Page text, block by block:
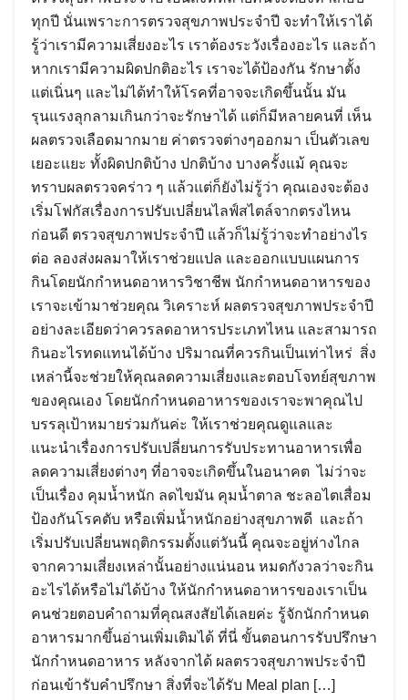
ทุกปี นั่นเพราะการตรวจสุขภาพประจำปี จะทำให้เราได้
รู้ว่าเรามีความเสี่ยงอะไร เราต้องระวังเรื่องอะไร และถ้า
หากเรามีความผิดปกติอะไร เราจะได้ป้องกัน รักษาตั้ง
แต่เนิ่นๆ และไม่ได้ทำให้โรคที่อาจจะเกิดขึ้นนั้น มัน
รุนแรงลุกลามเกินกว่าจะรักษาได้ แต่ก็มีหลายคนที่ เห็น
ผลตรวจเลือดมากมาย ค่าตรวจต่างๆออกมา เป็นตัวเลข
เยอะเเยะ ทั้งผิดปกติบ้าง ปกติบ้าง บางครั้งแม้ คุณจะ
ทราบผลตรวจคร่าว ๆ แล้วแต่ก็ยังไม่รู้ว่า คุณเองจะต้อง
เริ่มโฟกัสเรื่องการปรับเปลี่ยนไลฟ์สไตล์จากตรงไหน
ก่อนดี ตรวจสุขภาพประจำปี แล้วก็ไม่รู้ว่าจะทำอย่างไร
ต่อ ลองส่งผลมาให้เราช่วยแปล และออกแบบแผนการ
กินโดยนักกำหนดอาหารวิชาชีพ นักกำหนดอาหารของ
เราจะเข้ามาช่วยคุณ วิเคราะห์ ผลตรวจสุขภาพประจำปี
อย่างละเอียดว่าควรลดอาหารประเภทไหน และสามารถ
กินอะไรทดแทนได้บ้าง ปริมาณที่ควรกินเป็นเท่าไหร่ สิ่ง
เหล่านี้จะช่วยให้คุณลดความเสี่ยงและตอบโจทย์สุขภาพ
ของคุณเอง โดยนักกำหนดอาหารของเราจะพาคุณไป
บรรลุเป้าหมายร่วมกันค่ะ ให้เราช่วยคุณดูแลและ
แนะนำเรื่องการปรับเปลี่ยนการรับประทานอาหารเพื่อ
ลดความเสี่ยงต่างๆ ที่อาจจะเกิดขึ้นในอนาคต ไม่ว่าจะ
เป็นเรื่อง คุมน้ำหนัก ลดไขมัน คุมน้ำตาล ชะลอไตเสื่อม
ป้องกันโรคตับ หรือเพิ่มน้ำหนักอย่างสุขภาพดี และถ้า
เริ่มปรับเปลี่ยนพฤติกรรมตั้งแต่วันนี้ คุณจะอยู่ห่างไกล
จากความเสี่ยงเหล่านั้นอย่างแน่นอน หมดกังวลว่าจะกิน
อะไรได้หรือไม่ได้บ้าง ให้นักกำหนดอาหารของเราเป็น
คนช่วยตอบคำถามที่คุณสงสัยได้เลยค่ะ รู้จักนักกำหนด
อาหารมากขึ้นอ่านเพิ่มเติมได้ ที่นี่ ขั้นตอนการรับปรึกษา
นักกำหนดอาหาร หลังจากได้ ผลตรวจสุขภาพประจำปี
ก่อนเข้ารับคำปรึกษา สิ่งที่จะได้รับ Meal plan […]